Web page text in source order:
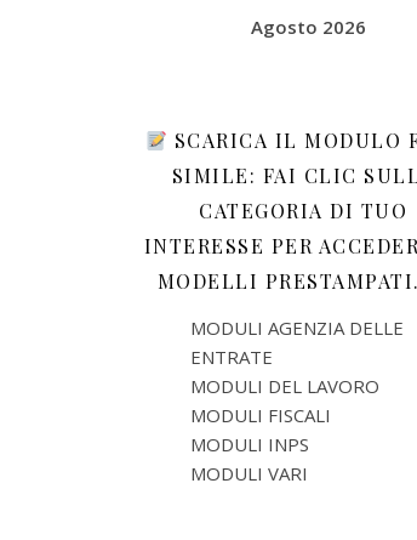
Agosto 2026
SCARICA IL MODULO
SIMILE: FAI CLIC
CATEGORIA DI TUO
INTERESSE PER
MODELLI PRESTAMPATI.
MODULI AGENZIA DELLE
ENTRATE
MODULI DEL LAVORO
MODULI FISCALI
MODULI INPS
MODULI VARI